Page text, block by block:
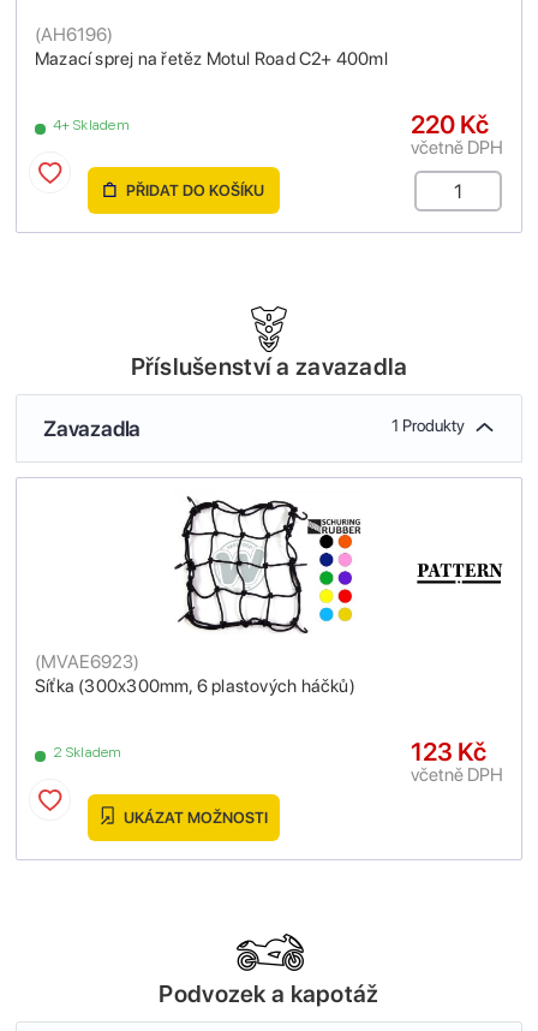
Mazací sprej na řetěz Motul Road C2+ 400ml
(AH6196)
4+ Skladem 220 Kč
včetně DPH
PŘIDAT DO KOŠÍKU
Příslušenství a zavazadla
Zavazadla 1 Produkty
Síťka (300x300mm, 6 plastových háčků)
(MVAE6923)
2 Skladem 123 Kč
včetně DPH
UKÁZAT MOŽNOSTI
Podvozek a kapotáž